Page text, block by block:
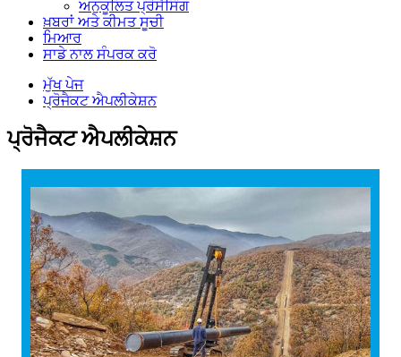
ਅਨੁਕੂਲਿਤ ਪ੍ਰੋਸੈਸਿੰਗ
ਖ਼ਬਰਾਂ ਅਤੇ ਕੀਮਤ ਸੂਚੀ
ਮਿਆਰ
ਸਾਡੇ ਨਾਲ ਸੰਪਰਕ ਕਰੋ
ਮੁੱਖ ਪੇਜ
ਪ੍ਰੋਜੈਕਟ ਐਪਲੀਕੇਸ਼ਨ
ਪ੍ਰੋਜੈਕਟ ਐਪਲੀਕੇਸ਼ਨ